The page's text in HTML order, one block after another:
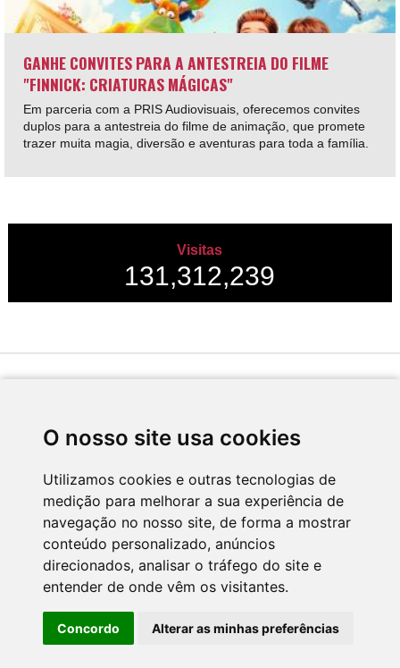
O nosso site usa cookies
Utilizamos cookies e outras tecnologias de
medição para melhorar a sua experiência de
navegação no nosso site, de forma a mostrar
conteúdo personalizado, anúncios
direcionados, analisar o tráfego do site e
entender de onde vêm os visitantes.
Concordo Alterar as minhas preferências
GANHE CONVITES PARA A ANTESTREIA DO FILME
"FINNICK: CRIATURAS MÁGICAS"
Em parceria com a PRIS Audiovisuais, oferecemos convites
duplos para a antestreia do filme de animação, que promete
trazer muita magia, diversão e aventuras para toda a família.
Visitas
131,312,239
CNC - Centro Nacional de Cultura 2026 © Todos os direitos reservados